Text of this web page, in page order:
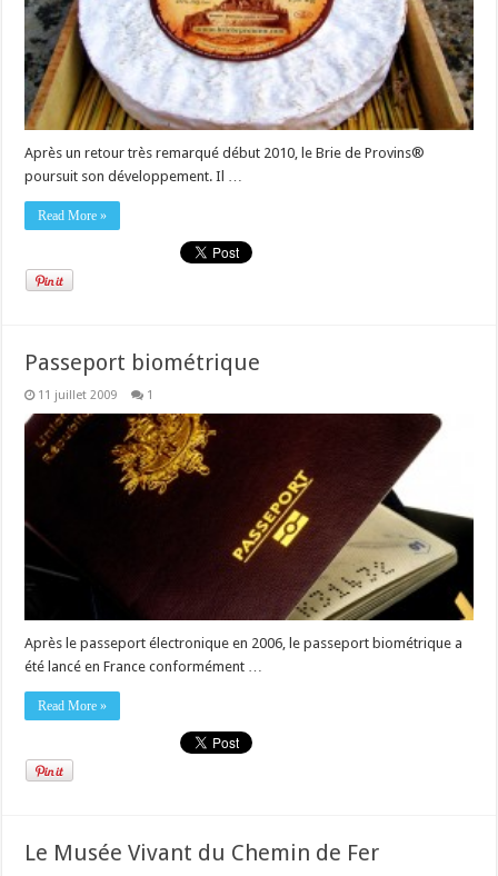
Après un retour très remarqué début 2010, le Brie de Provins®
poursuit son développement. Il …
Read More »
Passeport biométrique
11 juillet 2009 1
Après le passeport électronique en 2006, le passeport biométrique a
été lancé en France conformément …
Read More »
Le Musée Vivant du Chemin de Fer